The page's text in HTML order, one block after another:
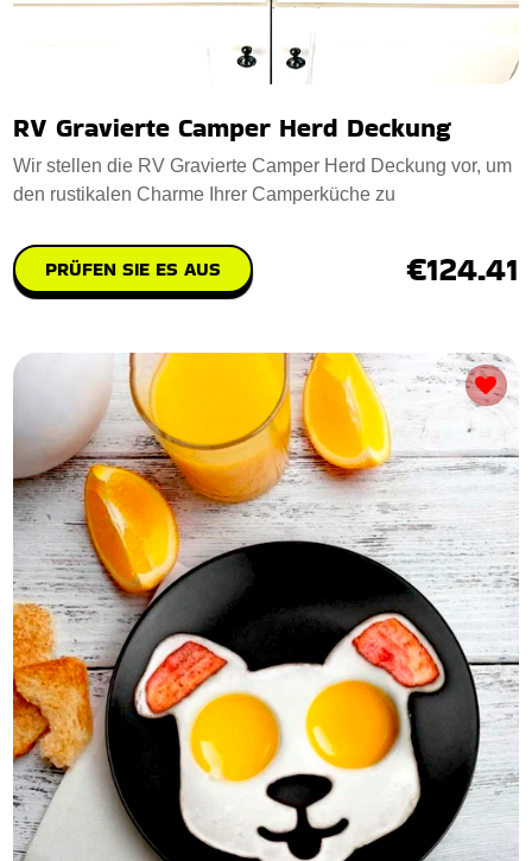
RV Gravierte Camper Herd Deckung
Wir stellen die RV Gravierte Camper Herd Deckung vor, um
den rustikalen Charme Ihrer Camperküche zu
PRÜFEN SIE ES AUS €124.41